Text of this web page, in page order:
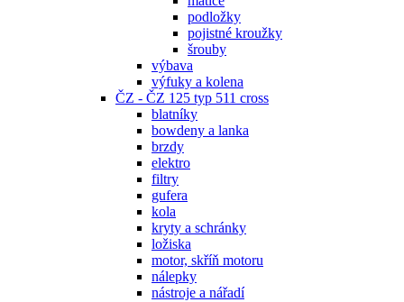
podložky
pojistné kroužky
šrouby
výbava
výfuky a kolena
ČZ - ČZ 125 typ 511 cross
blatníky
bowdeny a lanka
brzdy
elektro
filtry
gufera
kola
kryty a schránky
ložiska
motor, skříň motoru
nálepky
nástroje a nářadí